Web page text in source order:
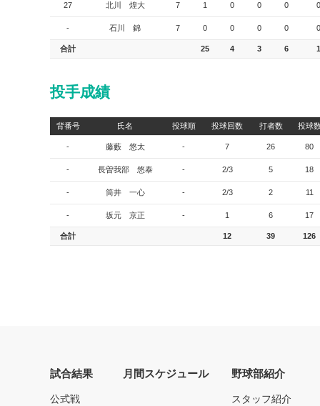
27 北川 煌大 7 1 0 0 0 0
- 石川 錦 7 0 0 0 0 0
合計 25 4 3 6 1
投手成績
背番号 氏名 投球順 投球回数 打者数 投球
- 藤藪 悠太 - 7 26 80
- 長曽我部 悠泰 - 2/3 5 18
- 筒井 一心 - 2/3 2 11
- 坂元 京正 - 1 6 17
合計 12 39 126
試合結果
公式戦
月間スケジュール 野球部紹介
スタッフ紹介